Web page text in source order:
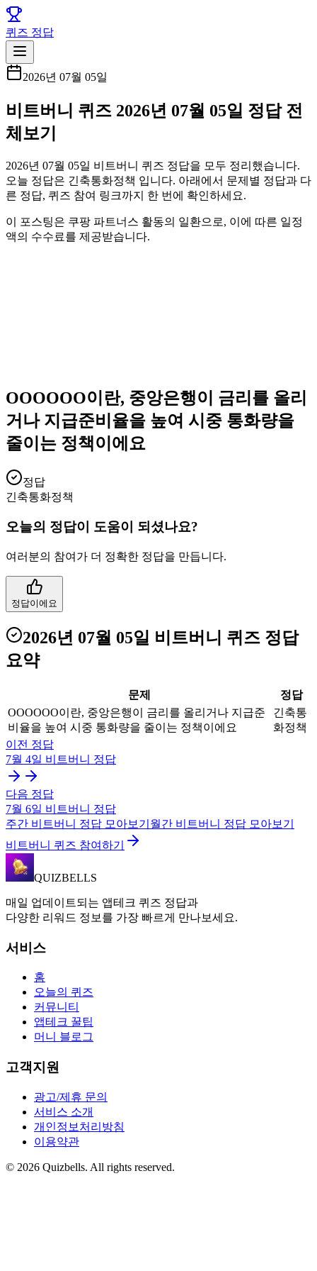
퀴즈 정답
2026년 07월 05일
비트버니 퀴즈 2026년 07월 05일 정답 전
체보기
2026년 07월 05일 비트버니 퀴즈 정답을 모두 정리했습니다.
오늘 정답은 긴축통화정책 입니다. 아래에서 문제별 정답과 다
른 정답, 퀴즈 참여 링크까지 한 번에 확인하세요.
이 포스팅은 쿠팡 파트너스 활동의 일환으로, 이에 따른 일정
액의 수수료를 제공받습니다.
OOOOOO이란, 중앙은행이 금리를 올리
거나 지급준비율을 높여 시중 통화량을
줄이는 정책이에요
정답
긴축통화정책
오늘의 정답이 도움이 되셨나요?
여러분의 참여가 더 정확한 정답을 만듭니다.
정답이에요
2026년 07월 05일 비트버니 퀴즈 정답
요약
문제
정답
OOOOOO이란, 중앙은행이 금리를 올리거나 지급준
비율을 높여 시중 통화량을 줄이는 정책이에요
긴축통
화정책
이전 정답
7월 4일 비트버니 정답
다음 정답
7월 6일 비트버니 정답
주간 비트버니 정답 모아보기 월간 비트버니 정답 모아보기
비트버니 퀴즈 참여하기
QUIZBELLS
매일 업데이트되는 앱테크 퀴즈 정답과
다양한 리워드 정보를 가장 빠르게 만나보세요.
서비스
홈
오늘의 퀴즈
커뮤니티
앱테크 꿀팁
머니 블로그
고객지원
광고/제휴 문의
서비스 소개
개인정보처리방침
이용약관
© 2026 Quizbells. All rights reserved.